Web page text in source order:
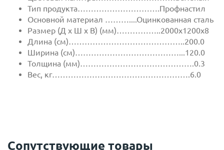
Тип продукта………………………….Профнастил
Основной материал ………....Оцинкованная сталь
Размер (Д х Ш х В) (мм)……………..2000х1200х8
Длина (см)……………………………………..200.0
Ширина (см)…………………………………...120.0
Толщина (мм)…………………………………….0.3
Вес, кг…………………………………………….6.0
Сопутствующие товары